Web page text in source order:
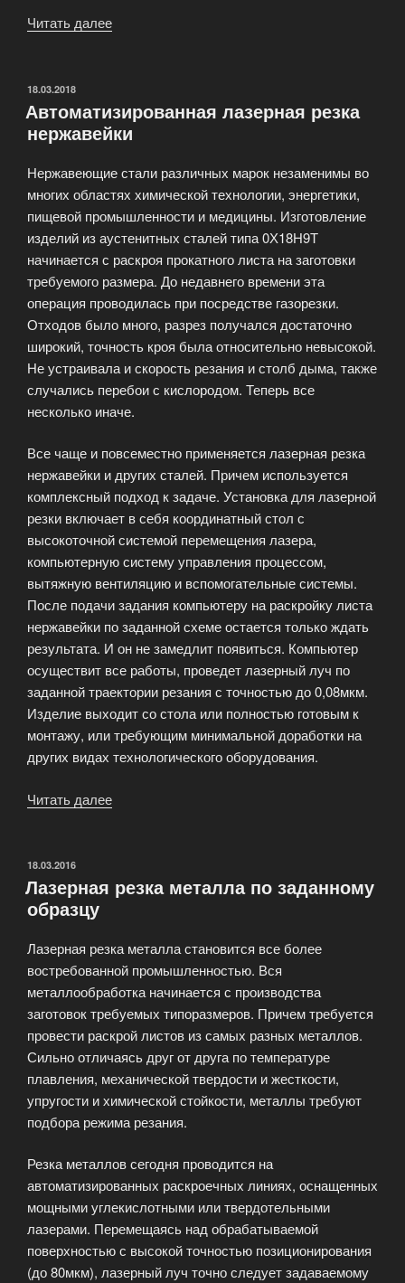
Читать далее
ОПУБЛИКОВАНО
18.03.2018
Автоматизированная лазерная резка
нержавейки
Нержавеющие стали различных марок незаменимы во
многих областях химической технологии, энергетики,
пищевой промышленности и медицины. Изготовление
изделий из аустенитных сталей типа 0Х18Н9Т
начинается с раскроя прокатного листа на заготовки
требуемого размера. До недавнего времени эта
операция проводилась при посредстве газорезки.
Отходов было много, разрез получался достаточно
широкий, точность кроя была относительно невысокой.
Не устраивала и скорость резания и столб дыма, также
случались перебои с кислородом. Теперь все
несколько иначе.
Все чаще и повсеместно применяется лазерная резка
нержавейки и других сталей. Причем используется
комплексный подход к задаче. Установка для лазерной
резки включает в себя координатный стол с
высокоточной системой перемещения лазера,
компьютерную систему управления процессом,
вытяжную вентиляцию и вспомогательные системы.
После подачи задания компьютеру на раскройку листа
нержавейки по заданной схеме остается только ждать
результата. И он не замедлит появиться. Компьютер
осуществит все работы, проведет лазерный луч по
заданной траектории резания с точностью до 0,08мкм.
Изделие выходит со стола или полностью готовым к
монтажу, или требующим минимальной доработки на
других видах технологического оборудования.
Читать далее
ОПУБЛИКОВАНО
18.03.2016
Лазерная резка металла по заданному
образцу
Лазерная резка металла становится все более
востребованной промышленностью. Вся
металлообработка начинается с производства
заготовок требуемых типоразмеров. Причем требуется
провести раскрой листов из самых разных металлов.
Сильно отличаясь друг от друга по температуре
плавления, механической твердости и жесткости,
упругости и химической стойкости, металлы требуют
подбора режима резания.
Резка металлов сегодня проводится на
автоматизированных раскроечных линиях, оснащенных
мощными углекислотными или твердотельными
лазерами. Перемещаясь над обрабатываемой
поверхностью с высокой точностью позиционирования
(до 80мкм), лазерный луч точно следует задаваемому